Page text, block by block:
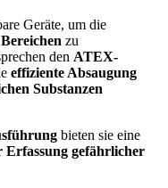
Geräte, um die
zu
den ATEX-
effiziente Absaugung
Substanzen
bieten sie eine
Erfassung gefährlicher